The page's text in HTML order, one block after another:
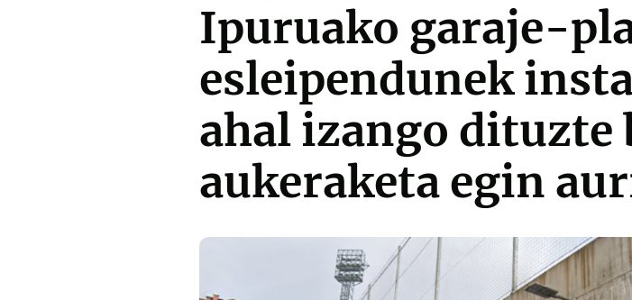
Ipuruako garaje-
esleipendunek
ahal izango dituzte
aukeraketa egin